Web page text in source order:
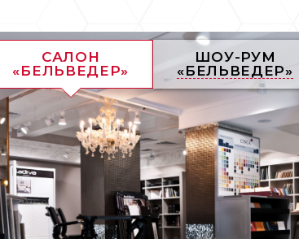
САЛОН
«БЕЛЬВЕДЕР»
ШОУ-РУМ
«БЕЛЬВЕДЕР»